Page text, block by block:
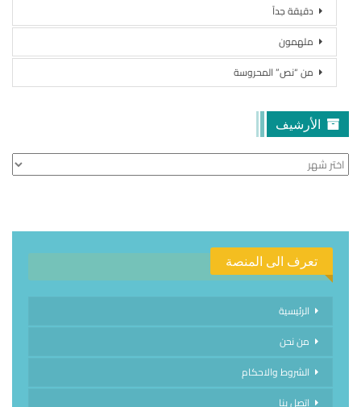
دقيقة جداً
ملهمون
من “نص” المحروسة
الأرشيف
الأرشيف
تعرف الى المنصة
الرئيسية
من نحن
الشروط والاحكام
اتصل بنا